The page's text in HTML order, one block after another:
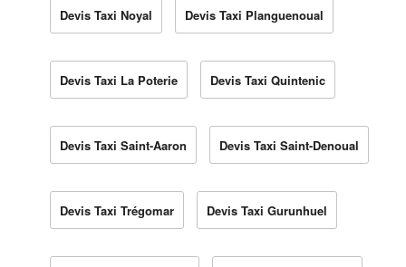
Devis Taxi Noyal Devis Taxi Planguenoual
Devis Taxi La Poterie Devis Taxi Quintenic
Devis Taxi Saint-Aaron Devis Taxi Saint-Denoual
Devis Taxi Trégomar Devis Taxi Gurunhuel